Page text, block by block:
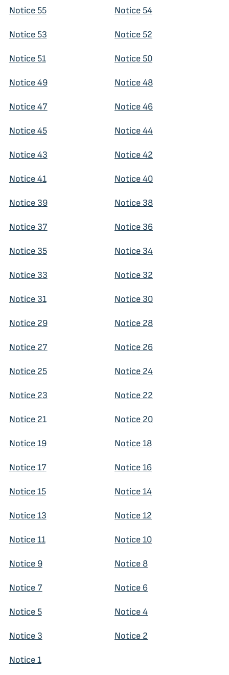
Notice 55 Notice 54
Notice 53 Notice 52
Notice 51 Notice 50
Notice 49 Notice 48
Notice 47 Notice 46
Notice 45 Notice 44
Notice 43 Notice 42
Notice 41 Notice 40
Notice 39 Notice 38
Notice 37 Notice 36
Notice 35 Notice 34
Notice 33 Notice 32
Notice 31 Notice 30
Notice 29 Notice 28
Notice 27 Notice 26
Notice 25 Notice 24
Notice 23 Notice 22
Notice 21 Notice 20
Notice 19 Notice 18
Notice 17 Notice 16
Notice 15 Notice 14
Notice 13 Notice 12
Notice 11 Notice 10
Notice 9 Notice 8
Notice 7 Notice 6
Notice 5 Notice 4
Notice 3 Notice 2
Notice 1